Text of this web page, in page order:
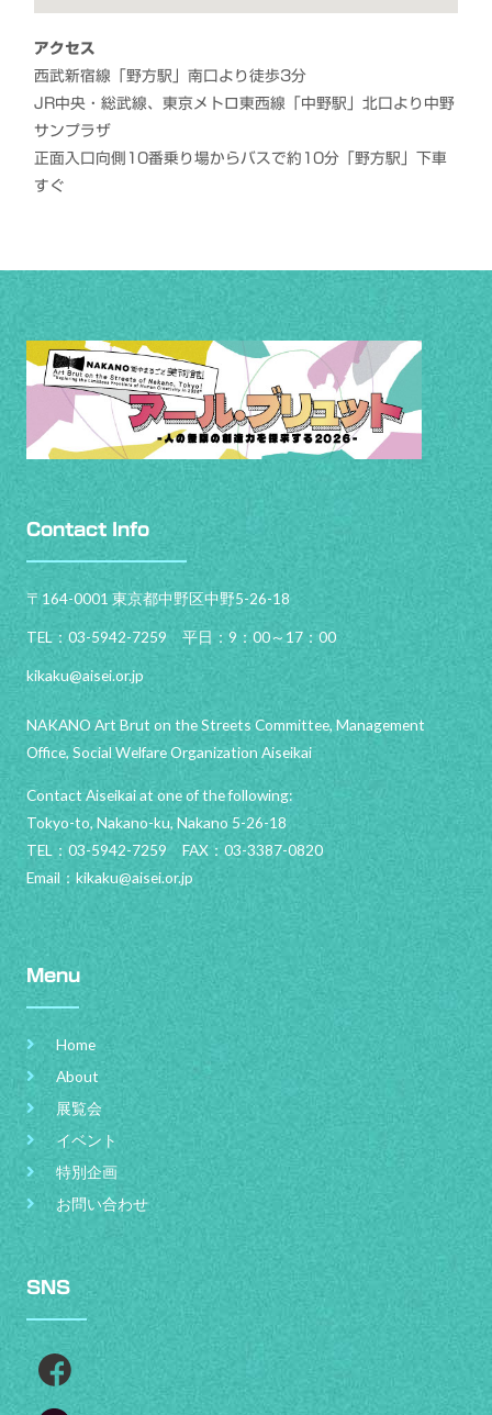
アクセス
西武新宿線「野方駅」南口より徒歩3分
JR中央・総武線、東京メトロ東西線「中野駅」北口より中野
サンプラザ
正面入口向側10番乗り場からバスで約10分「野方駅」下車
すぐ
Contact Info
〒164-0001 東京都中野区中野5-26-18
TEL：03-5942-7259 平日：9：00～17：00
kikaku@aisei.or.jp
NAKANO Art Brut on the Streets Committee, Management
Office, Social Welfare Organization Aiseikai
Contact Aiseikai at one of the following:
Tokyo-to, Nakano-ku, Nakano 5-26-18
TEL：03-5942-7259 FAX：03-3387-0820
Email： kikaku@aisei.or.jp
Menu
Home
About
展覧会
イベント
特別企画
お問い合わせ
SNS